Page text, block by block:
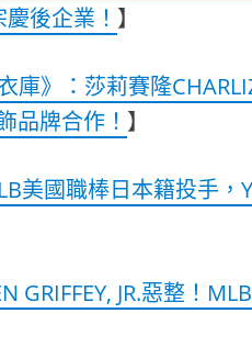
後企業！ 】
庫》：莎莉賽隆
品牌合作！ 】
美國職棒日本籍投手，
GRIFFEY, JR.惡整！